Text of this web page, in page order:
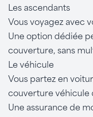
Les ascendants
Vous voyagez avec
Une option dédiée
couverture, sans
Le véhicule
Vous partez en
couverture véhicule
Une assurance de